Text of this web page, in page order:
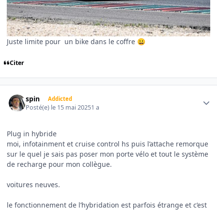
Juste limite pour un bike dans le coffre 😀
Citer
spin Addicted
Posté(e) le 15 mai 20251 a
Plug in hybride
moi, infotainment et cruise control hs puis l’attache remorque
sur le quel je sais pas poser mon porte vélo et tout le système
de recharge pour mon collègue.
voitures neuves.
le fonctionnement de l’hybridation est parfois étrange et c’est